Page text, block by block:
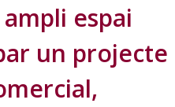
espai
un projecte